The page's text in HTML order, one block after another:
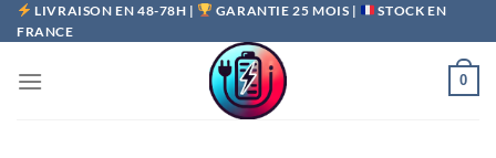
Passer
au
LIVRAISON EN 48-78H | GARANTIE 25 MOIS |
STOCK EN
FRANCE
0